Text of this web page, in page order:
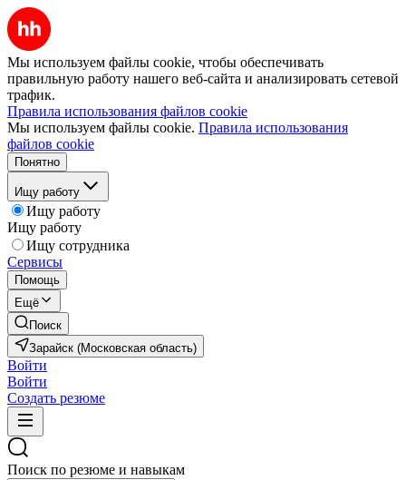
Мы используем файлы cookie, чтобы обеспечивать
правильную работу нашего веб-сайта и анализировать сетевой
трафик.
Правила использования файлов cookie
Мы используем файлы cookie. Правила использования
файлов cookie
Понятно
Ищу работу
Ищу работу
Ищу работу
Ищу сотрудника
Сервисы
Помощь
Ещё
Поиск
Зарайск (Московская область)
Войти
Войти
Создать резюме
Поиск по резюме и навыкам